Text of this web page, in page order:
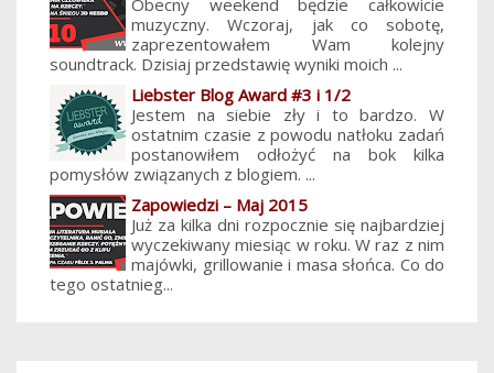
muzyczny. Wczoraj, jak co sobotę,
zaprezentowałem Wam kolejny
soundtrack. Dzisiaj przedstawię wyniki moich ...
Liebster Blog Award #3 i 1/2
Jestem na siebie zły i to bardzo. W
ostatnim czasie z powodu natłoku zadań
postanowiłem odłożyć na bok kilka
pomysłów związanych z blogiem. ...
Zapowiedzi – Maj 2015
Już za kilka dni rozpocznie się najbardziej
wyczekiwany miesiąc w roku. W raz z nim
majówki, grillowanie i masa słońca. Co do
tego ostatnieg...